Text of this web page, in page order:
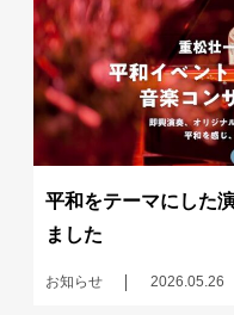
平和をテーマにした
ました
お知らせ 2026.05.26